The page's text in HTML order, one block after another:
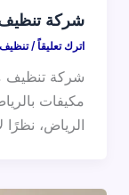
شركة تنظيف
اترك تعليقاً /
شركة تنظيف
مكيفات
الرياض، نظرًا